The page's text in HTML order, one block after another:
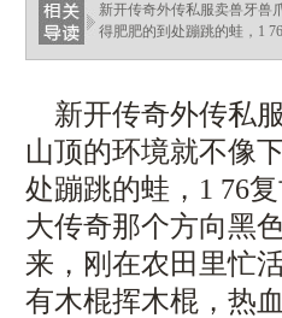
新开传奇外传私服卖兽牙兽
得肥肥的到处蹦跳的蛙，1
新开传奇外传私
山顶的环境就不像
处蹦跳的蛙，1 76
大传奇那个方向黑
来，刚在农田里忙
有木棍挥木棍，热